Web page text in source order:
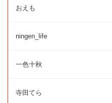
おえも
ningen_life
一色十秋
寺田てら